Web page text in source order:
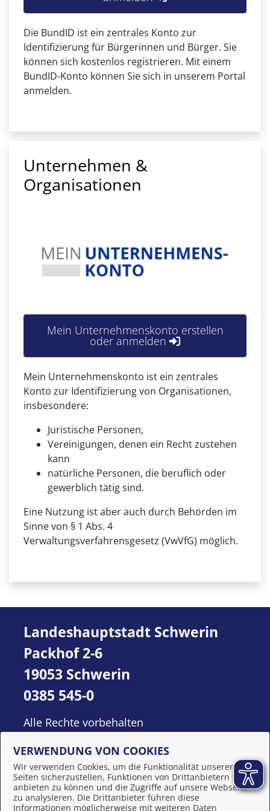
Die BundID ist ein zentrales Konto zur
Identifizierung für Bürgerinnen und Bürger. Sie
können sich kostenlos registrieren. Mit einem
BundID-Konto können Sie sich in unserem Portal
anmelden.
Unternehmen &
Organisationen
Mein Unternehmenskonto erstellen
oder anmelden
Mein Unternehmenskonto ist ein zentrales
Konto zur Identifizierung von Organisationen,
insbesondere:
Juristische Personen,
Vereinigungen, denen ein Recht zustehen
kann
natürliche Personen, die beruflich oder
gewerblich tätig sind.
Eine Nutzung ist aber auch durch Behörden im
Sinne von § 1 Abs. 4
Verwaltungsverfahrensgesetz (VwVfG) möglich.
Landeshauptstadt Schwerin
Packhof 2-6
19053 Schwerin
0385 545-0
Alle Rechte vorbehalten
VERWENDUNG VON COOKIES
Wir verwenden Cookies, um die Funktionalität unserer
Seiten sicherzustellen, Funktionen von Drittanbietern
anbieten zu können und die Zugriffe auf unsere Webseite
zu analysieren. Die Drittanbieter führen diese
Informationen möglicherweise mit weiteren Daten